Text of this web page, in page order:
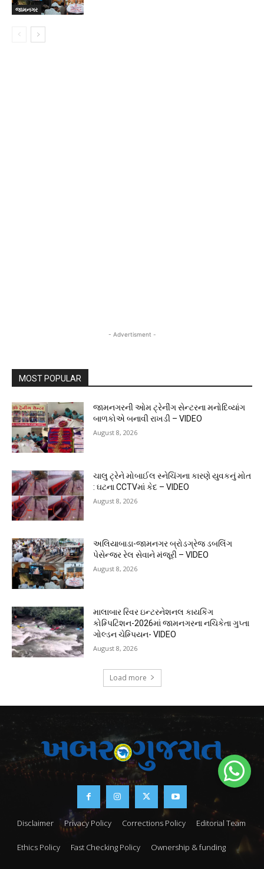
જામનગર
- Advertisment -
MOST POPULAR
જામનગરની ઓમ ટ્રેનીંગ સેન્ટરના મનોદિવ્યાંગ
બાળકોએ બનાવી રાખડી – VIDEO
August 8, 2026
ચાલુ ટ્રેને મોબાઈલ સ્નેચિંગના કારણે યુવકનું મોત
: ઘટના CCTVમાં કેદ – VIDEO
August 8, 2026
અલિયાબાડા-જામનગર બ્રોડગ્રેજ ડબલિંગ
પેસેન્જર રેલ સેવાને મંજૂરી – VIDEO
August 8, 2026
માલાબાર રિવર ઇન્ટરનેશનલ કાયકિંગ
કોમ્પિટિશન-2026માં જામનગરના નચિકેતા ગુપ્તા
ગોલ્ડન ચેમ્પિયન- VIDEO
August 8, 2026
Load more
Disclaimer Privacy Policy Corrections Policy Editorial Team
Ethics Policy Fast Checking Policy Ownership & funding